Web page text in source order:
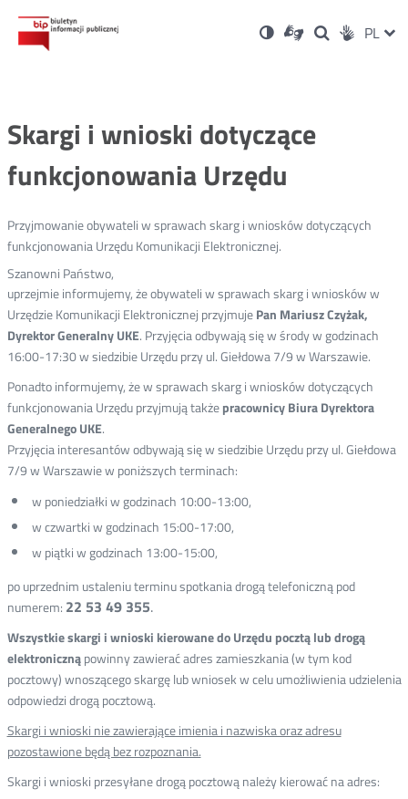
Ustawienia
Wersja
kontrastowa
Dla
niesłyszących
OtwórzOtwórz
w
Otwórz
w
Social PL
Skargi i wnioski dotyczące
funkcjonowania Urzędu
Przyjmowanie obywateli w sprawach skarg i wniosków dotyczących
funkcjonowania Urzędu Komunikacji Elektronicznej.
Szanowni Państwo,
uprzejmie informujemy, że obywateli w sprawach skarg i wniosków w
Urzędzie Komunikacji Elektronicznej przyjmujePan Mariusz Czyżak,
Dyrektor Generalny UKE. Przyjęcia odbywają się w środy w godzinach
16:00-17:30w siedzibie Urzędu przy ul. Giełdowa 7/9 w Warszawie.
Ponadto informujemy, że w sprawach skarg i wniosków dotyczących
funkcjonowania Urzędu przyjmują takżepracownicy Biura Dyrektora
Generalnego UKE.
Przyjęcia interesantów odbywają się w siedzibie Urzędu przy ul. Giełdowa
7/9 w Warszawie w poniższych terminach:
w poniedziałki w godzinach 10:00-13:00,
w czwartki w godzinach 15:00-17:00,
w piątki w godzinach 13:00-15:00,
po uprzednim ustaleniu terminu spotkania drogą telefoniczną pod
numerem: 22 53 49 355.
Wszystkie skargi i wnioski kierowane do Urzędu pocztą lub drogą
elektronicznąpowinny zawierać adres zamieszkania (w tym kod
pocztowy) wnoszącego skargę lub wniosek w celu umożliwienia udzielenia
odpowiedzi drogą pocztową.
Skargi i wnioski nie zawierające imienia i nazwiska oraz adresu
pozostawione będą bez rozpoznania.
Skargi i wnioski przesyłane drogą pocztową należy kierować na adres: